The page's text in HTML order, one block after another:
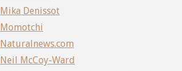
Mika Denissot
Momotchi
Naturalnews.com
Neil McCoy-Ward